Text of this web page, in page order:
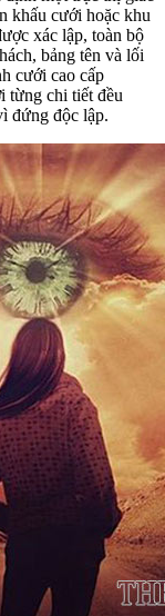
khấu cưới hoặc khu
xác lập, toàn bộ
bảng tên và lối
cưới cao cấp
từng chi tiết đều
đứng độc lập.